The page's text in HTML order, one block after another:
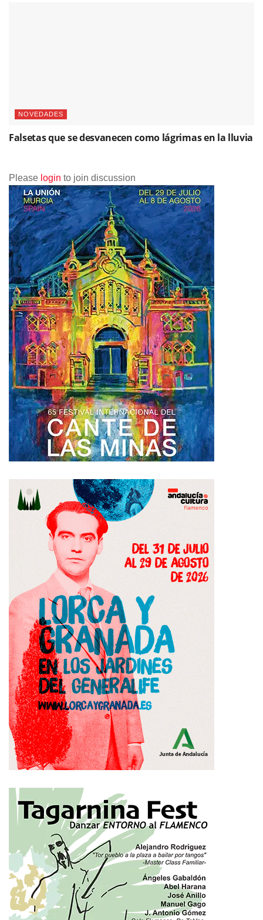
NOVEDADES
Falsetas que se desvanecen como lágrimas en la lluvia
Please login to join discussion